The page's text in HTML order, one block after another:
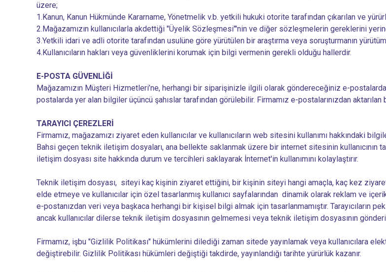
üzere;
1.Kanun, Kanun Hükmünde Kararname, Yönetmelik v.b. yetkili hukuki otorite tarafından çıkarılan ve
2.Mağazamızın kullanıcılarla akdettiği "Üyelik Sözleşmesi"'nin ve diğer sözleşmelerin gereklerini
3.Yetkili idari ve adli otorite tarafından usulüne göre yürütülen bir araştırma veya soruşturmanın
4.Kullanıcıların hakları veya güvenliklerini korumak için bilgi vermenin gerekli olduğu hallerdir.
E-POSTA GÜVENLİĞİ
Mağazamızın Müşteri Hizmetleri’ne, herhangi bir siparişinizle ilgili olarak göndereceğiniz e-
postalarda yer alan bilgiler üçüncü şahıslar tarafından görülebilir. Firmamız e-postalarınızdan
TARAYICI ÇEREZLERİ
Firmamız, mağazamızı ziyaret eden kullanıcılar ve kullanıcıların web sitesini kullanımı hakkındaki
Bahsi geçen teknik iletişim dosyaları, ana bellekte saklanmak üzere bir internet sitesinin kullanıcının
iletişim dosyası site hakkında durum ve tercihleri saklayarak İnternet'in kullanımını kolaylaştırır.
Teknik iletişim dosyası, siteyi kaç kişinin ziyaret ettiğini, bir kişinin siteyi hangi amaçla, kaç kez
elde etmeye ve kullanıcılar için özel tasarlanmış kullanıcı sayfalarından dinamik olarak reklam ve
e-postanızdan veri veya başkaca herhangi bir kişisel bilgi almak için tasarlanmamıştır. Tarayıcıların
ancak kullanıcılar dilerse teknik iletişim dosyasının gelmemesi veya teknik iletişim dosyasının
Firmamız, işbu "Gizlilik Politikası" hükümlerini dilediği zaman sitede yayınlamak veya kullanıcılara
değiştirebilir. Gizlilik Politikası hükümleri değiştiği takdirde, yayınlandığı tarihte yürürlük kazanır.